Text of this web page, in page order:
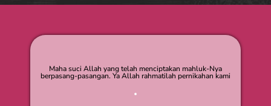
Maha suci Allah yang telah menciptakan mahluk-Nya
berpasang-pasangan. Ya Allah rahmatilah pernikahan kami